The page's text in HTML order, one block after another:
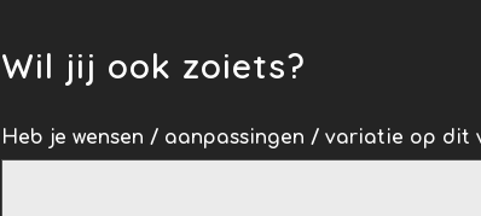
Inspiratie
Wil jij ook zoiets?
Heb je wensen / aanpassingen / variatie op dit